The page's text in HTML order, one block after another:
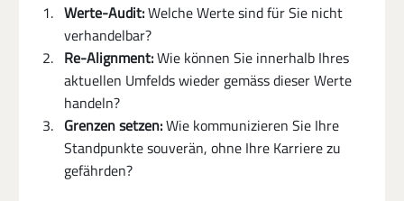
Werte-Audit: Welche Werte sind für Sie nicht
verhandelbar?
Re-Alignment: Wie können Sie innerhalb Ihres
aktuellen Umfelds wieder gemäss dieser Werte
handeln?
Grenzen setzen: Wie kommunizieren Sie Ihre
Standpunkte souverän, ohne Ihre Karriere zu
gefährden?